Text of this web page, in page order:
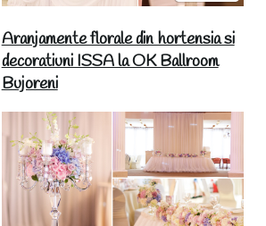
Aranjamente florale din hortensia si
decoratiuni ISSA la OK Ballroom
Bujoreni